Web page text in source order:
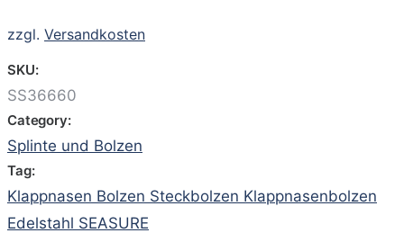
zzgl. Versandkosten
SKU:
SS36660
Category:
Splinte und Bolzen
Tag:
Klappnasen Bolzen Steckbolzen Klappnasenbolzen
Edelstahl SEASURE